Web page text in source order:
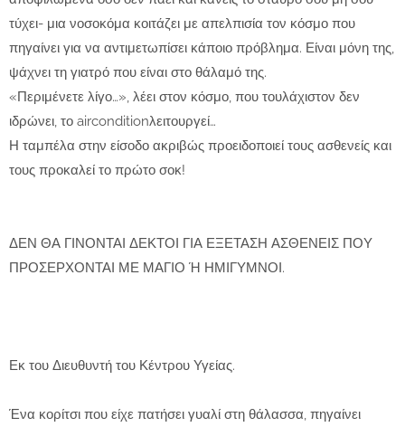
τύχει- μια νοσοκόμα κοιτάζει με απελπισία τον κόσμο που
πηγαίνει για να αντιμετωπίσει κάποιο πρόβλημα. Είναι μόνη της,
ψάχνει τη γιατρό που είναι στο θάλαμό της.
«Περιμένετε λίγο…», λέει στον κόσμο, που τουλάχιστον δεν
ιδρώνει, το airconditionλειτουργεί…
Η ταμπέλα στην είσοδο ακριβώς προειδοποιεί τους ασθενείς και
τους προκαλεί το πρώτο σοκ!
ΔΕΝ ΘΑ ΓΙΝΟΝΤΑΙ ΔΕΚΤΟΙ ΓΙΑ ΕΞΕΤΑΣΗ ΑΣΘΕΝΕΙΣ ΠΟΥ
ΠΡΟΣΕΡΧΟΝΤΑΙ ΜΕ ΜΑΓΙΟ Ή ΗΜΙΓΥΜΝΟΙ.
Εκ του Διευθυντή του Κέντρου Υγείας.
Ένα κορίτσι που είχε πατήσει γυαλί στη θάλασσα, πηγαίνει